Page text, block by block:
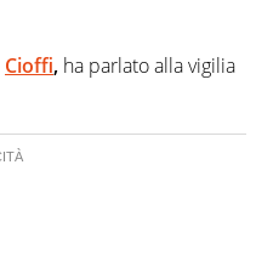
Cioffi, ha parlato alla vigilia